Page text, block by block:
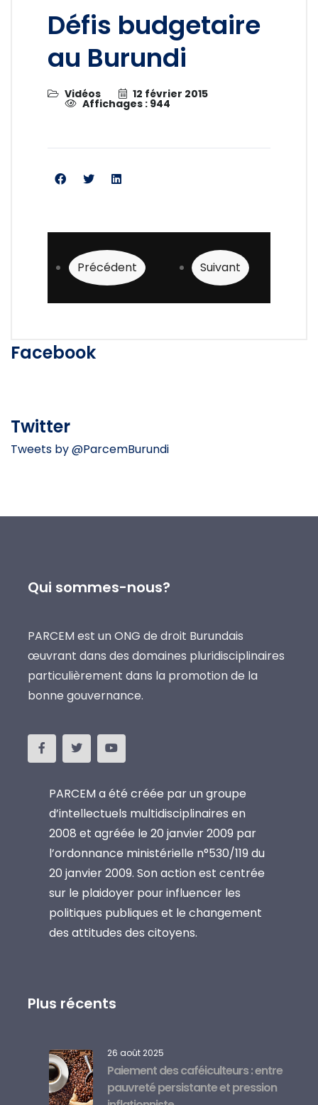
Défis budgetaire
au Burundi
Vidéos 12 février 2015
Affichages : 944
Article précédent : Orchestre communale
Précédent Article suivant :
Suivant
Facebook
Twitter
Tweets by @ParcemBurundi
Qui sommes-nous?
PARCEM est un ONG de droit Burundais
œuvrant dans des domaines pluridisciplinaires
particulièrement dans la promotion de la
bonne gouvernance.
PARCEM a été créée par un groupe
d’intellectuels multidisciplinaires en
2008 et agréée le 20 janvier 2009 par
l’ordonnance ministérielle n°530/119 du
20 janvier 2009. Son action est centrée
sur le plaidoyer pour influencer les
politiques publiques et le changement
des attitudes des citoyens.
Plus récents
26 août 2025
Paiement des caféiculteurs : entre
pauvreté persistante et pression